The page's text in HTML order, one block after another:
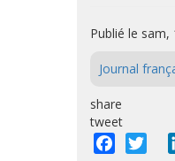
Publié le
Journal
share
tweet